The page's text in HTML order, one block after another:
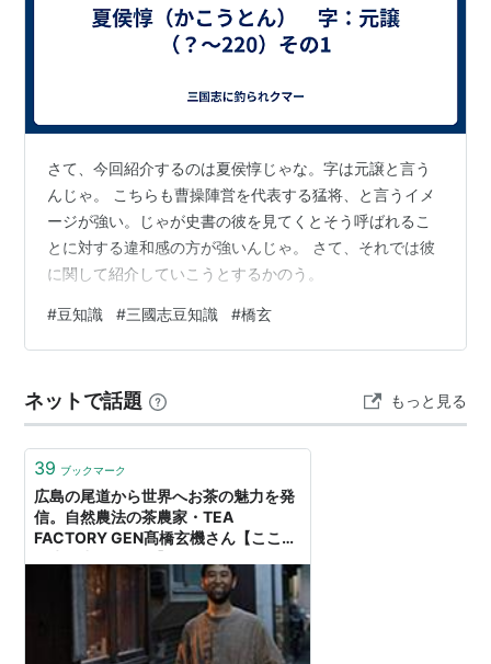
さて、今回紹介するのは夏侯惇じゃな。字は元譲と言う
んじゃ。 こちらも曹操陣営を代表する猛将、と言うイメ
ージが強い。じゃが史書の彼を見てくとそう呼ばれるこ
とに対する違和感の方が強いんじゃ。 さて、それでは彼
に関して紹介していこうとするかのう。
#豆知識 #三國志豆知識 #橋玄
ネットで話題 もっと見る
39 ブックマーク
広島の尾道から世界へお茶の魅力を発
信。自然農法の茶農家・TEA
FACTORY GEN髙橋玄機さん【ここか